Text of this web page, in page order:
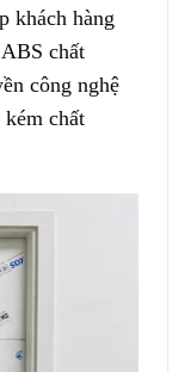
khách hàng
chất
công nghệ
chất